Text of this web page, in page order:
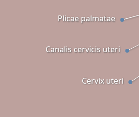
Canalis cervicis uteri
Cervix uteri
Plicae palmatae